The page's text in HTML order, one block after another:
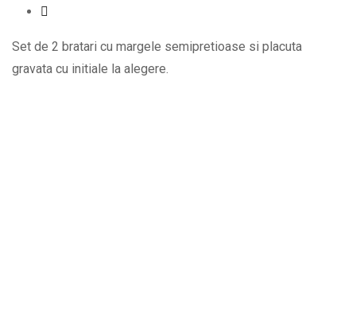
Set de 2 bratari cu margele semipretioase si placuta
gravata cu initiale la alegere.